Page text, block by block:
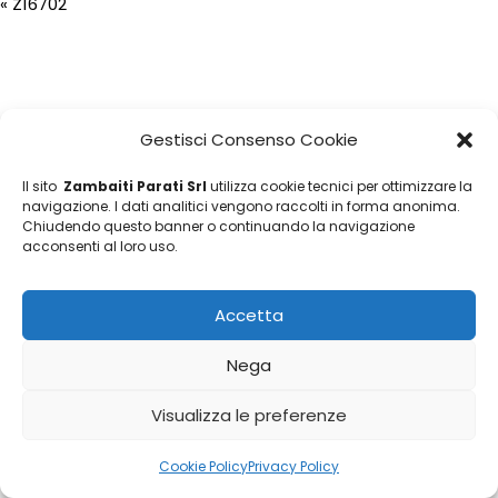
Gestisci Consenso Cookie
Il sito Zambaiti Parati Srl utilizza cookie tecnici per ottimizzare la
navigazione. I dati analitici vengono raccolti in forma anonima.
Chiudendo questo banner o continuando la navigazione
acconsenti al loro uso.
Accetta
Nega
Visualizza le preferenze
Cookie PolicyPrivacy Policy